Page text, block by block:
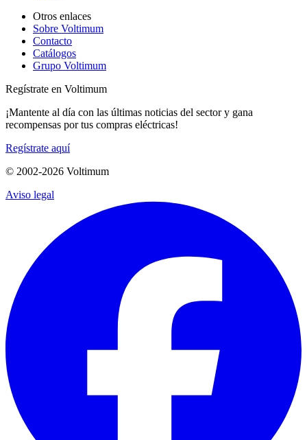
Otros enlaces
Sobre Voltimum
Contacto
Catálogos
Grupo Voltimum
Regístrate en Voltimum
¡Mantente al día con las últimas noticias del sector y gana
recompensas por tus compras eléctricas!
Regístrate aquí
© 2002-2026 Voltimum
Aviso legal